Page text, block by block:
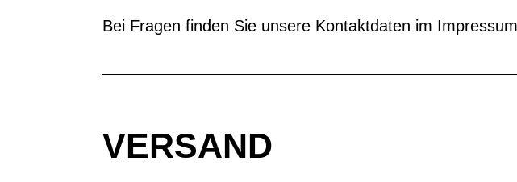
Bei Fragen finden Sie unsere Kontaktdaten im
VERSAND